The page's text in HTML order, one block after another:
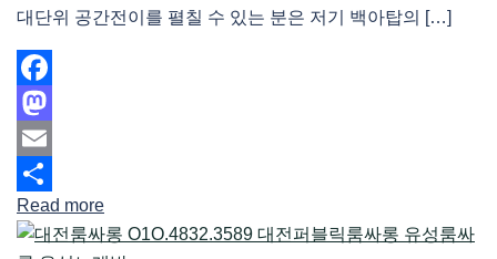
대단위 공간전이를 펼칠 수 있는 분은 저기 백아탑의 […]
Facebook
Mastodon
Email
Share
Read more